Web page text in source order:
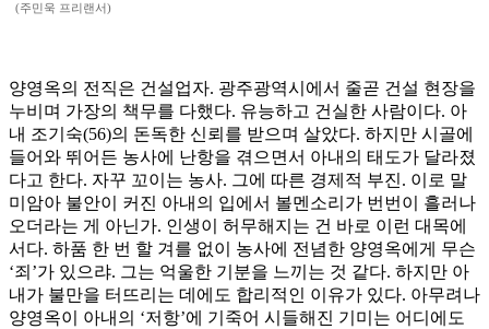
(주민욱 프리랜서)
양영옥의 전직은 건설업자. 광주광역시에서 줄곧 건설 현장을
누비며 가장의 책무를 다했다. 유능하고 건실한 사람이다. 아
내 조기숙(56)의 돈독한 신뢰를 받으며 살았다. 하지만 시골에
들어와 뛰어든 농사에 난항을 겪으면서 아내의 태도가 달라졌
다고 한다. 자꾸 꼬이는 농사. 그에 따른 경제적 부진. 이로 말
미암아 불안이 커진 아내의 입에서 볼멘소리가 번번이 흘러나
오더라는 게 아닌가. 인생이 허무해지는 건 바로 이런 대목에
서다. 하품 한 번 할 겨를 없이 농사에 전념한 양영옥에게 무슨
‘죄’가 있으랴. 그는 억울한 기분을 느끼는 것 같다. 하지만 아
내가 불만을 터뜨리는 데에도 합리적인 이유가 있다. 아무려나
양영옥이 아내의 ‘저항’에 기죽어 시들해진 기미는 어디에도